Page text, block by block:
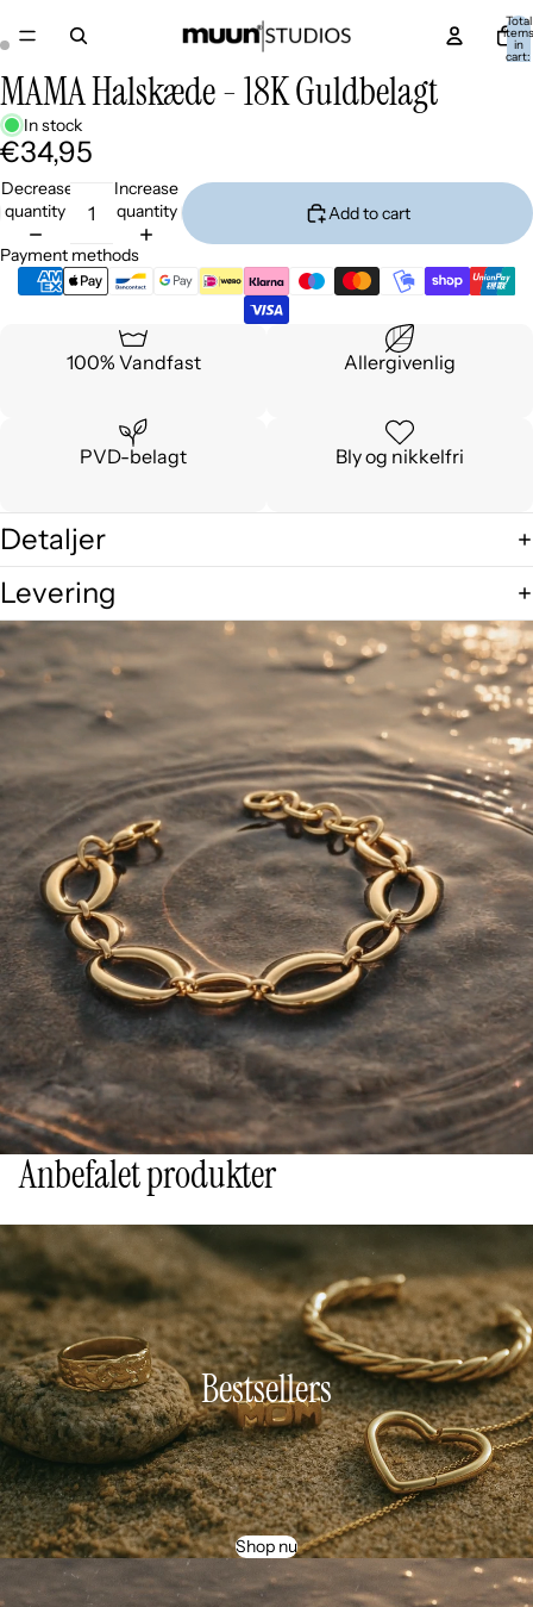
Total
items
in
cart:
MAMA Halskæde - 18K Guldbelagt
In stock
€34,95
Decrease
quantity
Increase
quantity
Add to cart
Payment methods
100% Vandfast Allergivenlig
PVD-belagt Bly og nikkelfri
Detaljer
Levering
Anbefalet produkter
Bestsellers
Shop nu